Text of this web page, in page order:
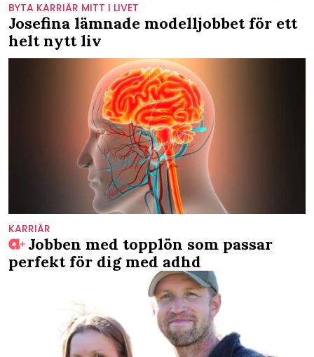
BYTA KARRIÄR MITT I LIVET
Josefina lämnade modelljobbet för ett
helt nytt liv
KARRIÄR
Jobben med topplön som passar
perfekt för dig med adhd